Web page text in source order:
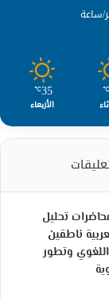
℃
35
℃
الأربعاء
تحليل
ناطقين
وتطور